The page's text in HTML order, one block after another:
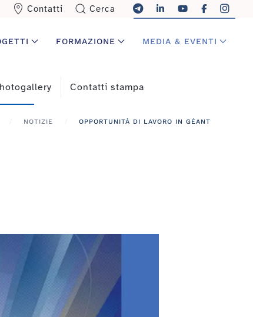
Contatti Cerca
FORMAZIONE MEDIA & EVENTI
Contatti stampa
NOTIZIE OPPORTUNITÀ DI LAVORO IN GÉANT